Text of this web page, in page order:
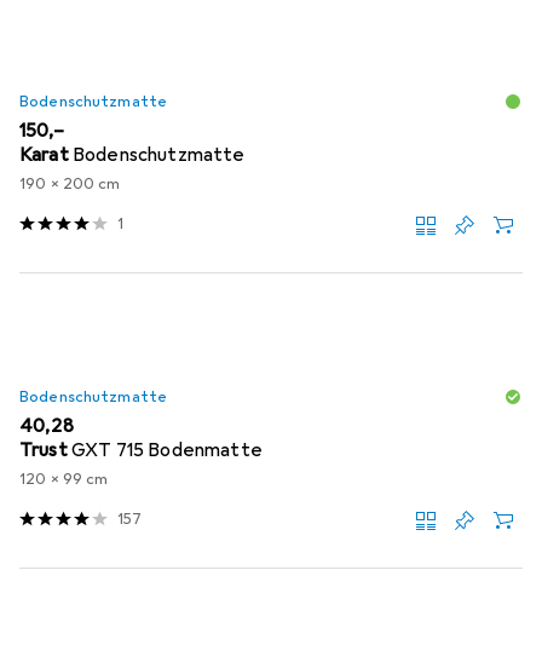
Bodenschutzmatte
EUR
150,–
Karat Bodenschutzmatte
190 x 200 cm
1
Bodenschutzmatte
EUR
40,28
TrustGXT 715 Bodenmatte
120 x 99 cm
157